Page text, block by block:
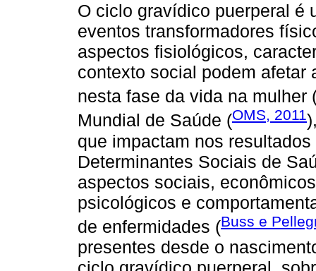
O ciclo gravídico puerperal é
eventos transformadores
aspectos fisiológicos,
contexto social podem afetar
nesta fase da vida na mulher
Mundial de Saúde (OMS, 2011
que impactam nos
Determinantes Sociais de
aspectos sociais,
psicológicos e
de enfermidades (Buss e
presentes desde o